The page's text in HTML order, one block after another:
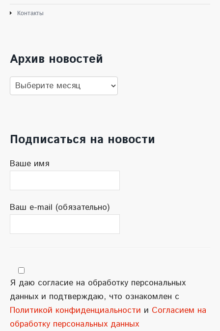
Контакты
Архив новостей
Архив
новостей
Подписаться на новости
Ваше имя
Ваш e-mail (обязательно)
Я даю согласие на обработку персональных
данных и подтверждаю, что ознакомлен с
Политикой конфиденциальности и Согласием на
обработку персональных данных